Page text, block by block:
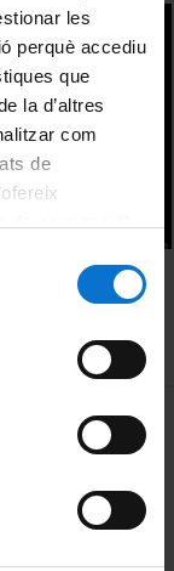
les
perquè accediu
que
la d’altres
com
de
de la
Barcelona
MENÚ PEU 1
de Cookies
y términos